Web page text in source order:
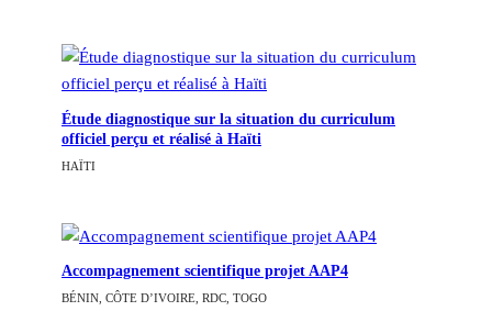
Étude diagnostique sur la situation du curriculum
officiel perçu et réalisé à Haïti
HAÏTI
Accompagnement scientifique projet AAP4
BÉNIN, CÔTE D’IVOIRE, RDC, TOGO